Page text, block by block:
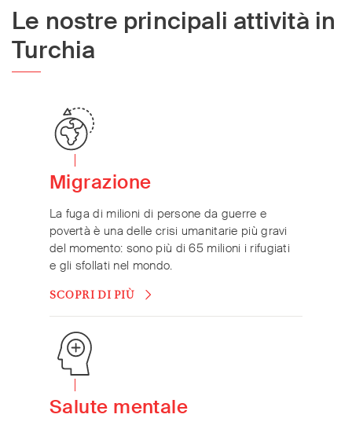
Le nostre principali attività in
Turchia
Migrazione
La fuga di milioni di persone da guerre e
povertà è una delle crisi umanitarie più gravi
del momento: sono più di 65 milioni i rifugiati
e gli sfollati nel mondo.
SCOPRI DI PIÙ
Salute mentale